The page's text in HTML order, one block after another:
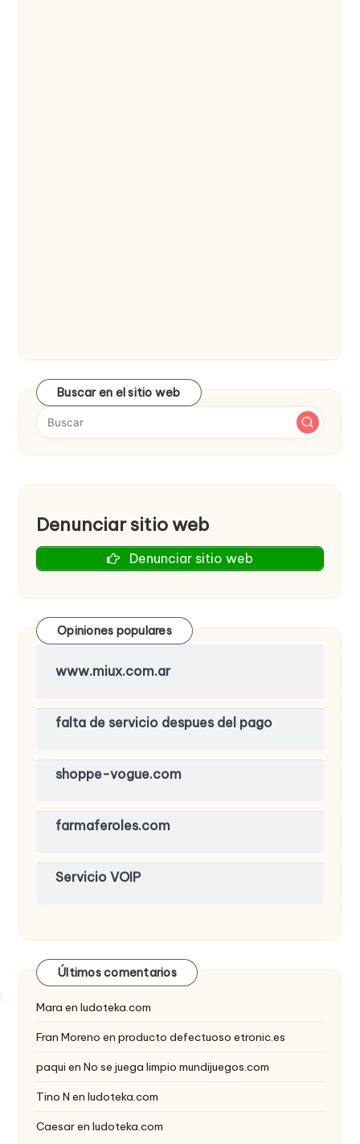
Buscar en el sitio web
Denunciar sitio web
Denunciar sitio web
Opiniones populares
www.miux.com.ar
falta de servicio despues del pago
shoppe-vogue.com
farmaferoles.com
Servicio VOIP
Últimos comentarios
Mara en ludoteka.com
Fran Moreno en producto defectuoso etronic.es
paqui en No se juega limpio mundijuegos.com
Tino N en ludoteka.com
Caesaren ludoteka.com